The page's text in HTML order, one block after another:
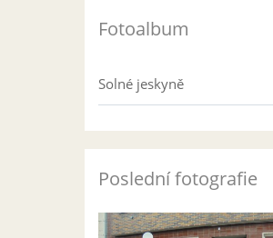
Fotoalbum
Solné jeskyně
Poslední fotografie